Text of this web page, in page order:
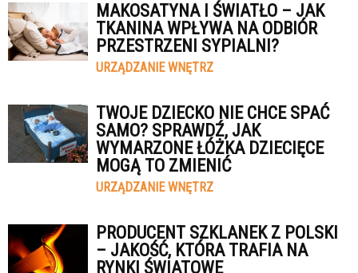
MAKOSATYNA I ŚWIATŁO – JAK
TKANINA WPŁYWA NA ODBIÓR
PRZESTRZENI SYPIALNI?
URZĄDZANIE WNĘTRZ
TWOJE DZIECKO NIE CHCE SPAĆ
SAMO? SPRAWDŹ, JAK
WYMARZONE ŁÓŻKA DZIECIĘCE
MOGĄ TO ZMIENIĆ
URZĄDZANIE WNĘTRZ
PRODUCENT SZKLANEK Z POLSKI
– JAKOŚĆ, KTÓRA TRAFIA NA
RYNKI ŚWIATOWE